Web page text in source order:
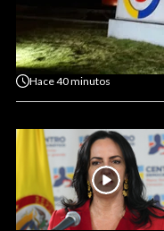
Hace40 minutos